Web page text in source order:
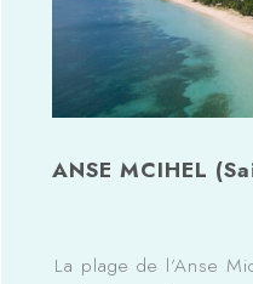
ANSE MCIHEL
La plage de l’Anse